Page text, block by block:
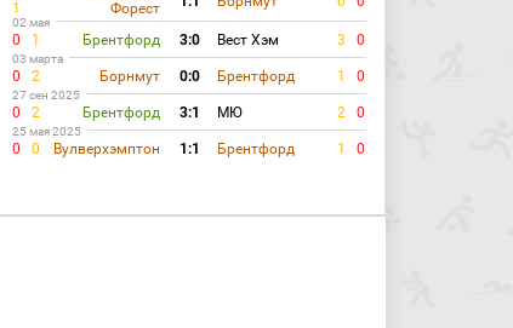
1
Форест
02 мая
0 1 Брентфорд 3:0 Вест Хэм 3 0
03 марта
0 2 Борнмут 0:0 Брентфорд 1 0
27 сен 2025
0 2 Брентфорд 3:1 МЮ 2 0
25 мая 2025
0 0 Вулверхэмптон 1:1 Брентфорд 1 0